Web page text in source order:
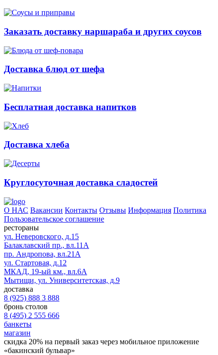
Заказать доставку наршараба и других соусов
Доставка блюд от шефа
Бесплатная доставка напитков
Доставка хлеба
Круглосуточная доставка сладостей
О НАС Вакансии Контакты Отзывы Информация Политика
Пользовательское соглашение
рестораны
ул. Неверовского, д.15
Балаклавский пр., вл.11А
пр. Андропова, вл.21А
ул. Стартовая, д.12
МКАД, 19-ый км., вл.6А
Мытищи, ул. Университетская, д.9
доставка
8 (925) 888 3 888
бронь столов
8 (495) 2 555 666
банкеты
магазин
скидка 20% на первый заказ через мобильное приложение
«бакинский бульвар»